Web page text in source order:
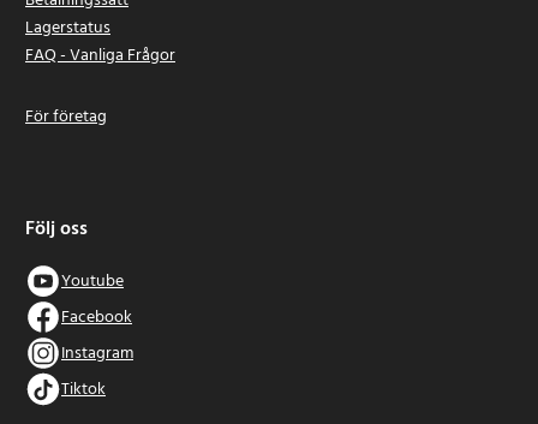
Lagerstatus
FAQ - Vanliga Frågor
För företag
Följ oss
Youtube
Facebook
Instagram
Tiktok